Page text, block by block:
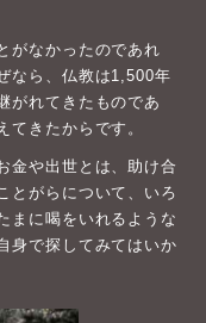
がなかったのであれ
なら、仏教は1,500年
がれてきたものであ
てきたからです。
金や出世とは、助け合
とがらについて、いろ
まに喝をいれるような
身で探してみてはいか